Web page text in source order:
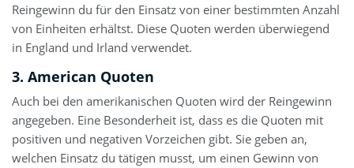
Reingewinn du für den Einsatz von einer bestimmten Anzahl
von Einheiten erhältst. Diese Quoten werden überwiegend
in England und Irland verwendet.
3. American Quoten
Auch bei den amerikanischen Quoten wird der Reingewinn
angegeben. Eine Besonderheit ist, dass es die Quoten mit
positiven und negativen Vorzeichen gibt. Sie geben an,
welchen Einsatz du tätigen musst, um einen Gewinn von